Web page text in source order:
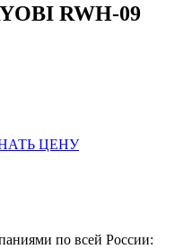
RWH-09
ЦЕНУ
по всей России: